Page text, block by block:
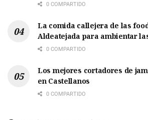
0 COMPARTIDO
La comida callejera de las
Aldeatejada para ambientar
0 COMPARTIDO
Los mejores cortadores de
en Castellanos
0 COMPARTIDO